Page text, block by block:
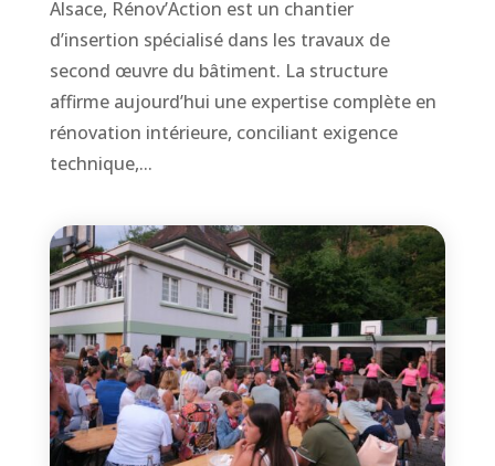
Alsace, Rénov’Action est un chantier
d’insertion spécialisé dans les travaux de
second œuvre du bâtiment. La structure
affirme aujourd’hui une expertise complète en
rénovation intérieure, conciliant exigence
technique,...